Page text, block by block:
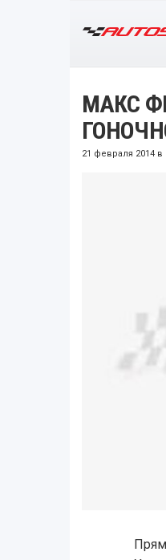
МАКС
21 февраля 2014 в